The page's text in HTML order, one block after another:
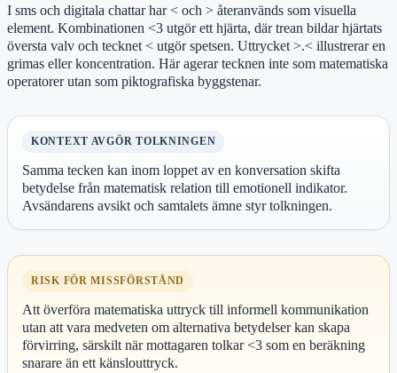
I sms och digitala chattar har < och > återanvänds som visuella
element. Kombinationen <3 utgör ett hjärta, där trean bildar hjärtats
översta valv och tecknet < utgör spetsen. Uttrycket >.< illustrerar en
grimas eller koncentration. Här agerar tecknen inte som matematiska
operatorer utan som piktografiska byggstenar.
KONTEXT AVGÖR TOLKNINGEN
Samma tecken kan inom loppet av en konversation skifta
betydelse från matematisk relation till emotionell indikator.
Avsändarens avsikt och samtalets ämne styr tolkningen.
RISK FÖR MISSFÖRSTÅND
Att överföra matematiska uttryck till informell kommunikation
utan att vara medveten om alternativa betydelser kan skapa
förvirring, särskilt när mottagaren tolkar <3 som en beräkning
snarare än ett känslouttryck.